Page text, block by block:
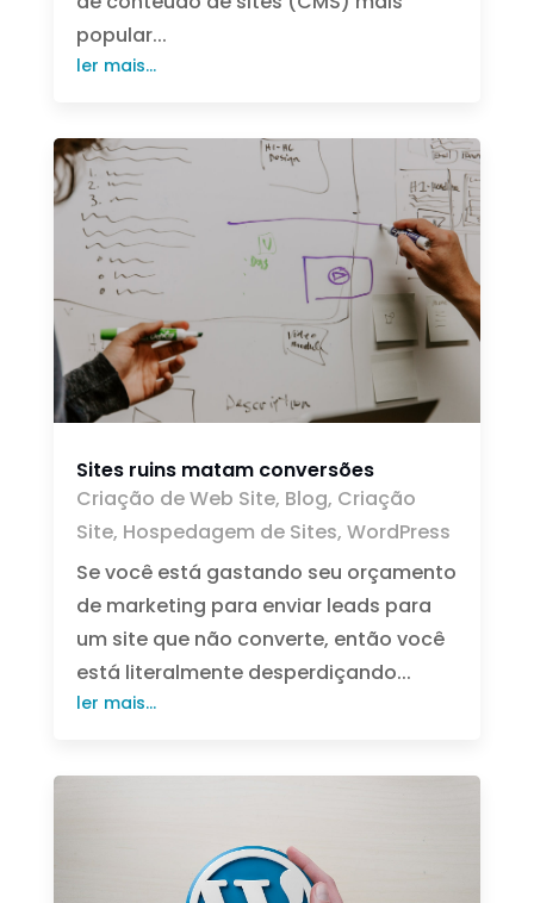
popular...
ler mais...
Sites ruins matam conversões
Criação de Web Site, Blog, Criação
Site, Hospedagem de Sites, WordPress
Se você está gastando seu orçamento
de marketing para enviar leads para
um site que não converte, então você
está literalmente desperdiçando...
ler mais...